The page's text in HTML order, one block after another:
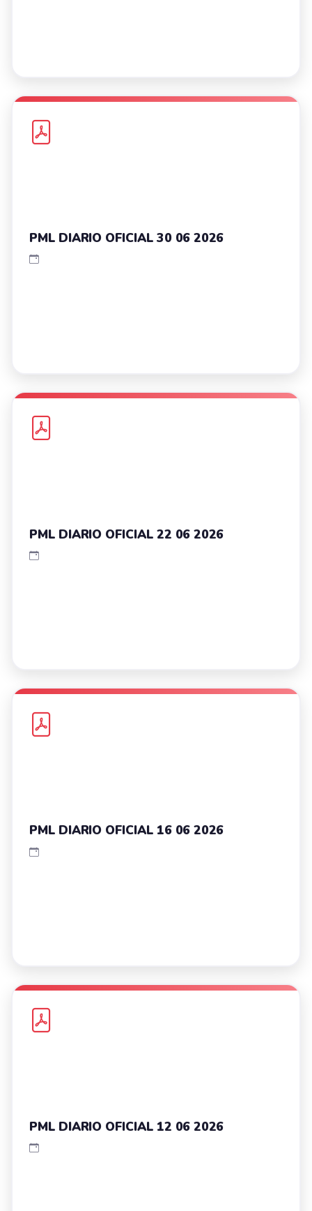
PML DIARIO OFICIAL 30 06 2026
PML DIARIO OFICIAL 22 06 2026
PML DIARIO OFICIAL 16 06 2026
PML DIARIO OFICIAL 12 06 2026